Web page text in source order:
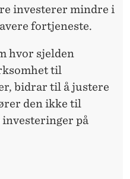
investerer mindre i
fortjeneste.
hvor sjelden
til
bidrar til å justere
den ikke til
på